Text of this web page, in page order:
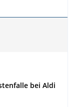
bei Aldi